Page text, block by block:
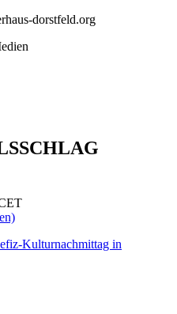
dorstfeld.org
Kulturnachmittag in